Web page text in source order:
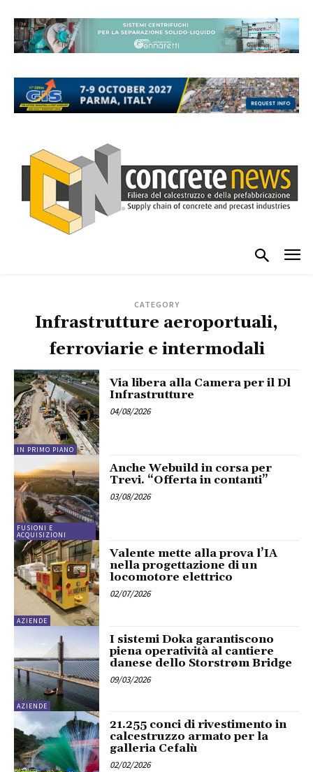
CATEGORY
Infrastrutture aeroportuali,
ferroviarie e intermodali
IN PRIMO PIANO
Via libera alla Camera per il Dl
Infrastrutture
04/08/2026
FUSIONI E
ACQUISIZIONI
Anche Webuild in corsa per
Trevi. “Offerta in contanti”
03/08/2026
AZIENDE
Valente mette alla prova l’IA
nella progettazione di un
locomotore elettrico
02/07/2026
AZIENDE
I sistemi Doka garantiscono
piena operatività al cantiere
danese dello Storstrøm Bridge
09/03/2026
21.255 conci di rivestimento in
calcestruzzo armato per la
galleria Cefalù
02/02/2026